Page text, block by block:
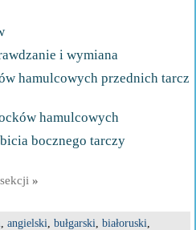
i wymiana
hamulcowych przednich tarcz
hamulcowych
bocznego tarczy
»
, angielski, bułgarski, białoruski,